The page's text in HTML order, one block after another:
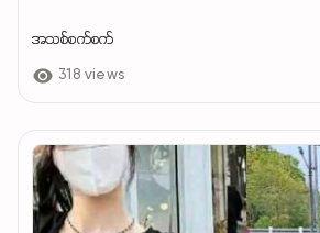
အသစ်စက်စက်
318 views